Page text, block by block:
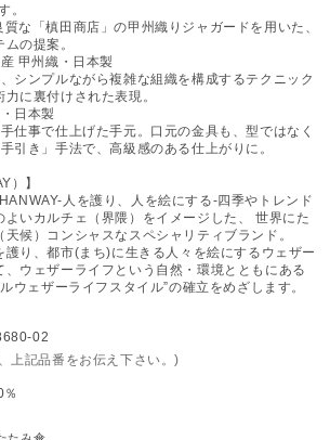
。
な「槙田商店」の甲州織りジャガードを用いた、
の提案。
甲州織・日本製
シンプルながら複雑な組織を構成するテクニック
に裏付けされた表現。
日本製
仕事で仕上げた手元。口元の金具も、型ではなく
引き」手法で、高級感のある仕上がりに。
）】
人を護り、人を絵にする-四季やトレンド
いカルチェ（界隈）をイメージした、 世界にた
候）コンシャスなスペシャリティブランド。
り、都市(まち)に生きる人々を絵にするウェザー
、ウェザーライフという自然・環境とともにある
ウェザーライフスタイル”の確立をめざします。
02
上記品番をお伝え下さい。)
たみ傘